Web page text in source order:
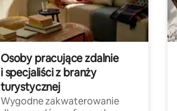
Osoby pracujące zdalnie
i specjaliści z branży
turystycznej
Wygodne zakwaterowanie